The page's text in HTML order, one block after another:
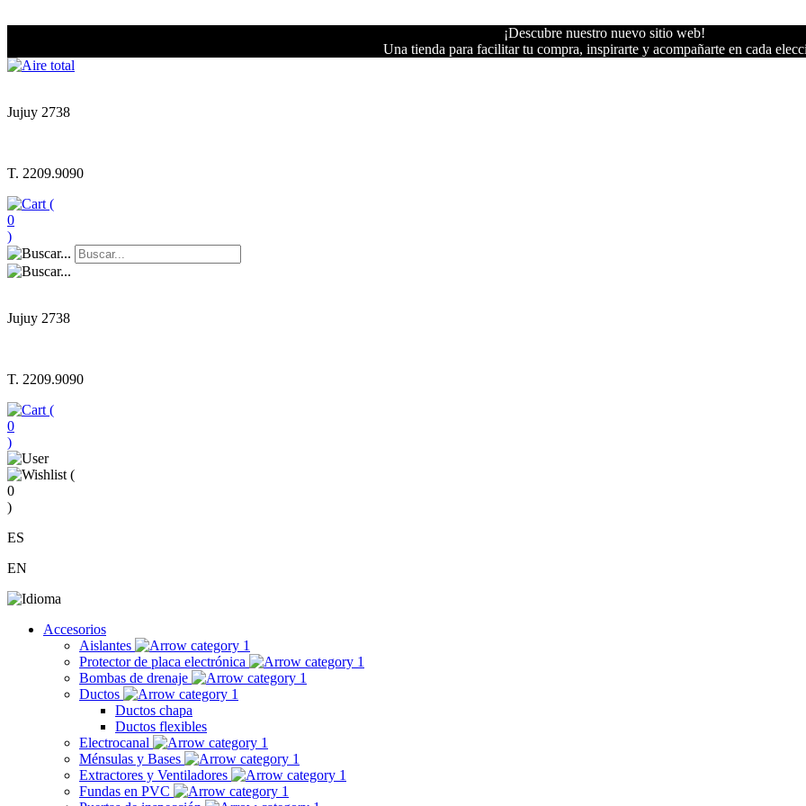
¡Descubre nuestro nuevo sitio web!
Una tienda para facilitar tu compra, inspirarte y acompañarte en cada
Jujuy 2738
T. 2209.9090
(
0
)
Jujuy 2738
T. 2209.9090
(
0
)
(
0
)
ES
EN
Accesorios
Aislantes
Protector de placa electrónica
Bombas de drenaje
Ductos
Ductos chapa
Ductos flexibles
Electrocanal
Ménsulas y Bases
Extractores y Ventiladores
Fundas en PVC